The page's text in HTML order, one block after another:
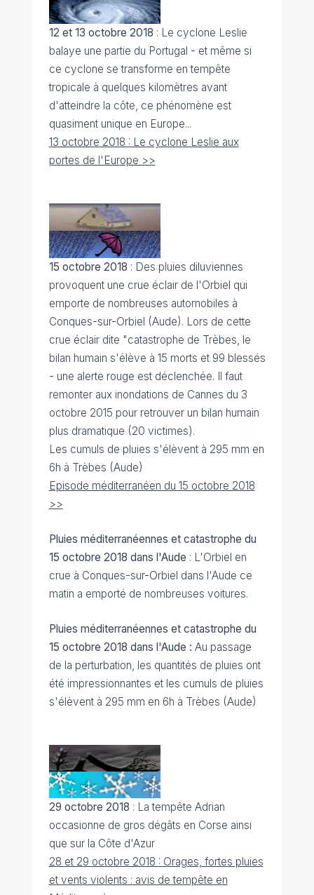
12 et 13 octobre 2018 : Le cyclone Leslie
balaye une partie du Portugal - et même si
ce cyclone se transforme en tempête
tropicale à quelques kilomètres avant
d'atteindre la côte, ce phénomène est
quasiment unique en Europe...
13 octobre 2018 : Le cyclone Leslie aux
portes de l'Europe >>
15 octobre 2018 : Des pluies diluviennes
provoquent une crue éclair de l'Orbiel qui
emporte de nombreuses automobiles à
Conques-sur-Orbiel (Aude). Lors de cette
crue éclair dite "catastrophe de Trèbes, le
bilan humain s'élève à 15 morts et 99 blessés
- une alerte rouge est déclenchée. Il faut
remonter aux inondations de Cannes du 3
octobre 2015 pour retrouver un bilan humain
plus dramatique (20 victimes).
Les cumuls de pluies s'élèvent à 295 mm en
6h à Trèbes (Aude)
Episode méditerranéen du 15 octobre 2018
>>
Pluies méditerranéennes et catastrophe du
15 octobre 2018 dans l'Aude : L'Orbiel en
crue à Conques-sur-Orbiel dans l'Aude ce
matin a emporté de nombreuses voitures.
Pluies méditerranéennes et catastrophe du
15 octobre 2018 dans l'Aude : Au passage
de la perturbation, les quantités de pluies ont
été impressionnantes et les cumuls de pluies
s'élèvent à 295 mm en 6h à Trèbes (Aude)
29 octobre 2018 : La tempête Adrian
occasionne de gros dégâts en Corse ainsi
que sur la Côte d'Azur
28 et 29 octobre 2018 : Orages, fortes pluies
et vents violents : avis de tempête en